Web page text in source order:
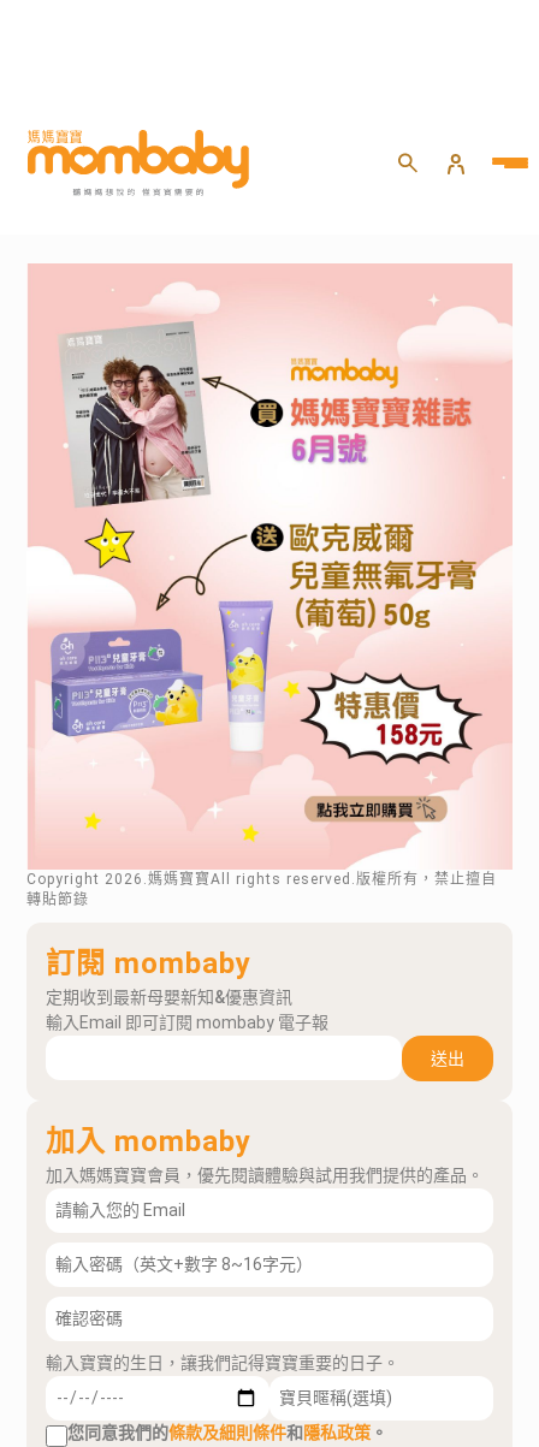
Copyright 2026 .媽媽寶寶All rights reserved.版權所有，禁止擅自
轉貼節錄
訂閱 mombaby
定期收到最新母嬰新知&優惠資訊
輸入Email 即可訂閱 mombaby 電子報
送出
加入 mombaby
加入媽媽寶寶會員，優先閱讀體驗與試用我們提供的產品。
輸入寶寶的生日，讓我們記得寶寶重要的日子。
您同意我們的條款及細則條件和隱私政策 。